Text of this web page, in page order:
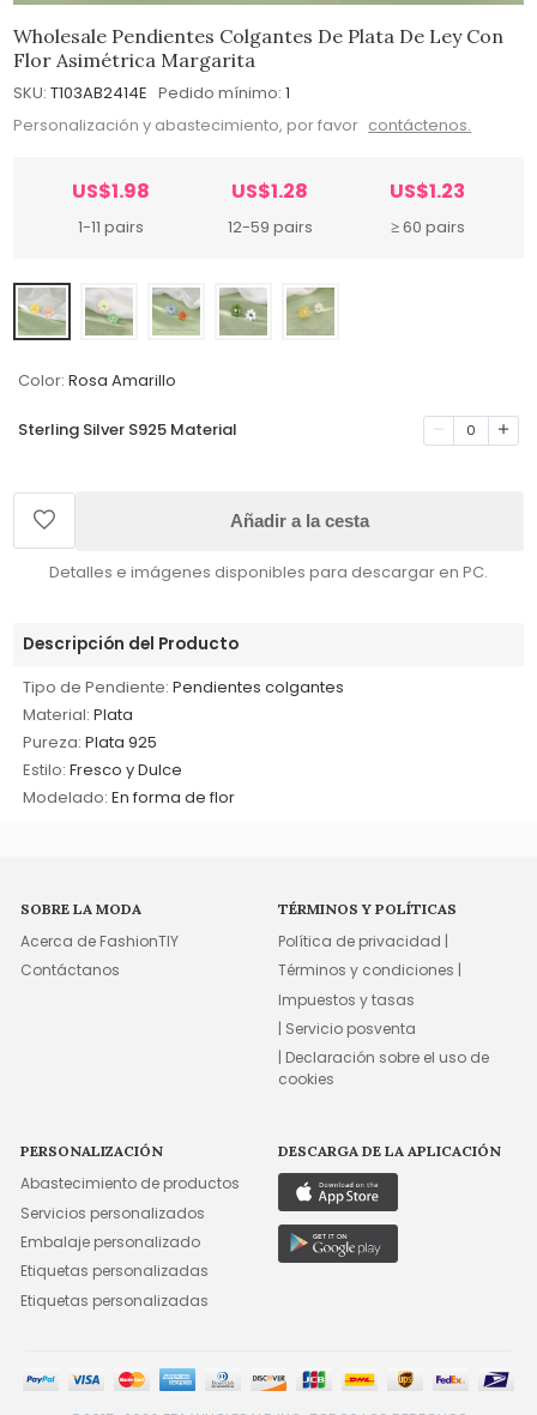
Wholesale Pendientes Colgantes De Plata De Ley Con
Flor Asimétrica Margarita
SKU: T103AB2414E Pedido mínimo: 1
Personalización y abastecimiento, por favor contáctenos.
US$1.98
1-11 pairs
US$1.28
12-59 pairs
US$1.23
≥ 60 pairs
Color: Rosa Amarillo
Sterling Silver S925 Material 0
Añadir a la cesta
Detalles e imágenes disponibles para descargar en PC.
Descripción del Producto
Tipo de Pendiente: Pendientes colgantes
Material: Plata
Pureza: Plata 925
Estilo: Fresco y Dulce
Modelado: En forma de flor
SOBRE LA MODA
Acerca de FashionTIY
Contáctanos
TÉRMINOS Y POLÍTICAS
Política de privacidad |
Términos y condiciones |
Impuestos y tasas
| Servicio posventa
| Declaración sobre el uso de
cookies
PERSONALIZACIÓN
Abastecimiento de productos
Servicios personalizados
Embalaje personalizado
Etiquetas personalizadas
Etiquetas personalizadas
DESCARGA DE LA APLICACIÓN